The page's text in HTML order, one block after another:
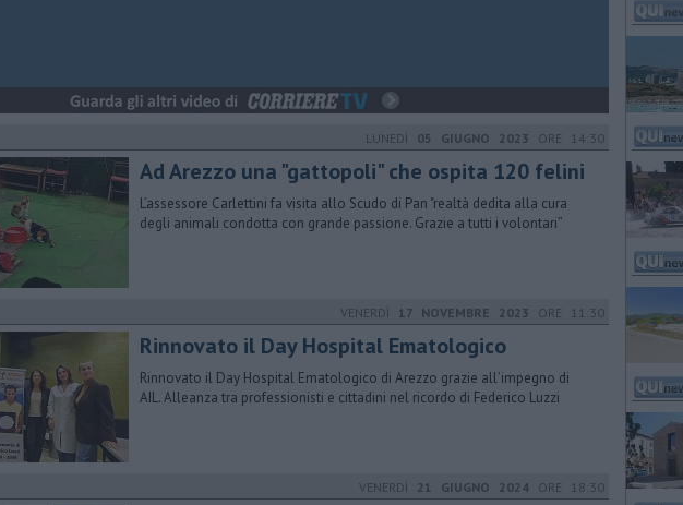
LUNEDÌ 05 GIUGNO 2023 ORE 14:30
Ad Arezzo una "gattopoli" che ospita 120 felini
L’assessore Carlettini fa visita allo Scudo di Pan "realtà dedita alla cura
degli animali condotta con grande passione. Grazie a tutti i volontari”
VENERDÌ 17 NOVEMBRE 2023 ORE 11:30
Rinnovato il Day Hospital Ematologico
Rinnovato il Day Hospital Ematologico di Arezzo grazie all’impegno di
AIL. Alleanza tra professionisti e cittadini nel ricordo di Federico Luzzi
VENERDÌ 21 GIUGNO 2024 ORE 18:30